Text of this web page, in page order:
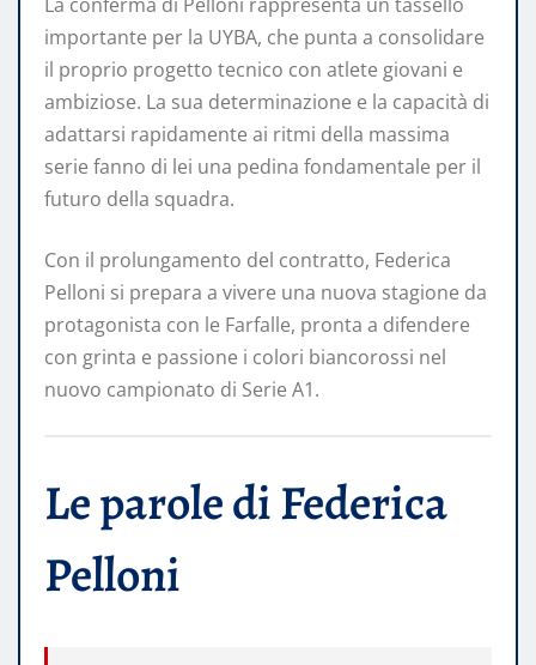
importante per la UYBA, che punta a consolidare
il proprio progetto tecnico con atlete giovani e
ambiziose. La sua determinazione e la capacità di
adattarsi rapidamente ai ritmi della massima
serie fanno di lei una pedina fondamentale per il
futuro della squadra.
Con il prolungamento del contratto, Federica
Pelloni si prepara a vivere una nuova stagione da
protagonista con le Farfalle, pronta a difendere
con grinta e passione i colori biancorossi nel
nuovo campionato di Serie A1.
Le parole di Federica
Pelloni